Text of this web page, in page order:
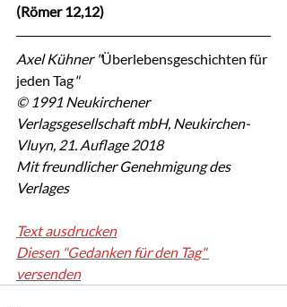
(Römer 12,12)
Axel Kühner "Überlebensgeschichten für
jeden Tag"
© 1991 Neukirchener
Verlagsgesellschaft mbH, Neukirchen-
Vluyn, 21. Auflage 2018
Mit freundlicher Genehmigung des
Verlages
Text ausdrucken
Diesen "Gedanken für den Tag"
versenden